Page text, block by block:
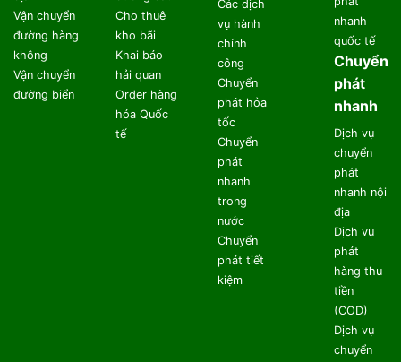
Vận chuyển
đường hàng
không
Vận chuyển
đường biển
Cho thuê
kho bãi
Khai báo
hải quan
Order hàng
hóa Quốc
tế
Các dịch
vụ hành
chính
công
Chuyển
phát hỏa
tốc
Chuyển
phát
nhanh
trong
nước
Chuyển
phát tiết
kiệm
nhanh
quốc tế
Chuyển
phát
nhanh
Dịch vụ
chuyển
phát
nhanh nội
địa
Dịch vụ
phát
hàng thu
tiền
(COD)
Dịch vụ
chuyển